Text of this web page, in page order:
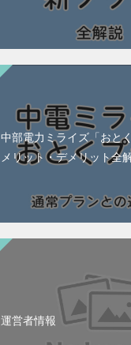
中部電力ミライズ「おと
メリット・デメリット全
運営者情報